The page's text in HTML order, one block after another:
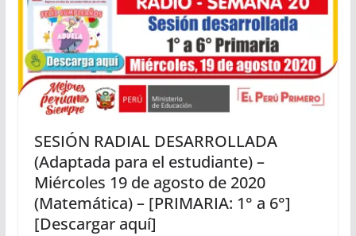
SESIÓN RADIAL DESARROLLADA
(Adaptada para el estudiante) –
Miércoles 19 de agosto de 2020
(Matemática) – [PRIMARIA: 1° a 6°]
[Descargar aquí]